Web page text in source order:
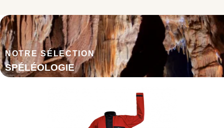
NOTRE SÉLECTION
SPÉLÉOLOGIE